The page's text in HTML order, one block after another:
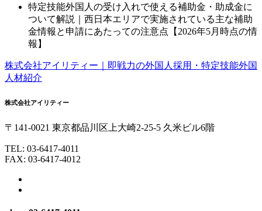
先
頭
戻
る
特定技能外国人の受け入れで使える補助金・助成金に
ついて解説｜西日本エリアで実施されている主な補助
金情報と申請にあたっての注意点【2026年5月時点の情
報】
株式会社アイリティー｜即戦力の外国人採用・特定技能外国
人材紹介
株式会社アイリティー
〒141-0021 東京都品川区 上大崎2-25-5 久米ビル6階
TEL: 03-6417-4011
FAX: 03-6417-4012